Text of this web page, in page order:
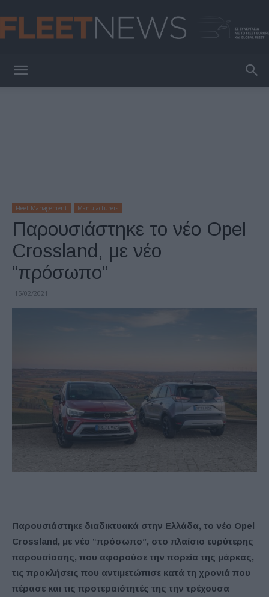
Fleet Management Manufacturers
Παρουσιάστηκε το νέο Opel
Crossland, με νέο
“πρόσωπο”
15/02/2021
Παρουσιάστηκε διαδικτυακά στην Ελλάδα, το νέο Opel
Crossland, με νέο “πρόσωπο”, στο πλαίσιο ευρύτερης
παρουσίασης, που αφορούσε την πορεία της μάρκας,
τις προκλήσεις που αντιμετώπισε κατά τη χρονιά που
πέρασε και τις προτεραιότητές της την τρέχουσα